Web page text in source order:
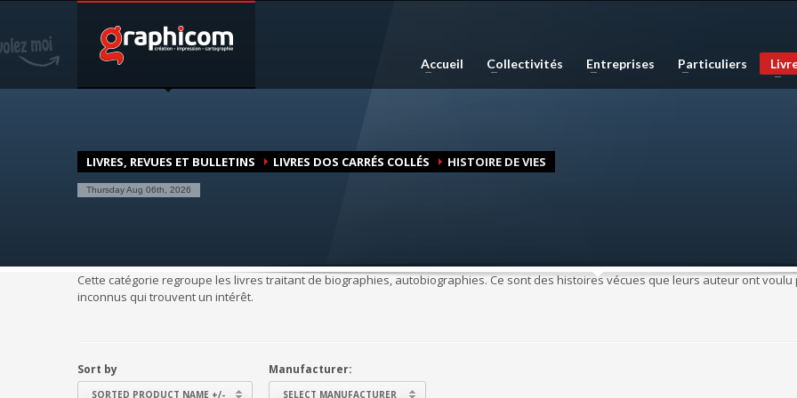
NOTRE SPÉCIALISATION
Notre entreprise familiale est spécialisée dans la cartographie, les plans de ville, mais est également compétente en infographie, en
graphique, en impression grâce à nos presses numériques de haute qualité. Nous réalisons également des sites internet et
Accueil Collectivités Entreprises Particuliers
LIVRES, REVUES ET BULLETINS LIVRES DOS CARRÉS COLLÉS HISTOIRE DE VIES
Thursday Aug 06th, 2026
Cette catégorie regroupe les livres traitant de biographies, autobiographies. Ce sont des histoires vécues que leurs auteur ont
inconnus qui trouvent un intérêt.
Sort by
SORTED PRODUCT NAME +/-
Manufacturer:
SELECT MANUFACTURER